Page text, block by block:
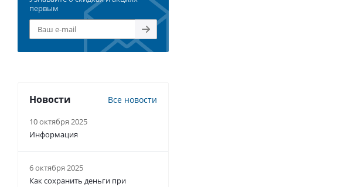
первым
Новости Все новости
10 октября 2025
Информация
6 октября 2025
Как сохранить деньги при